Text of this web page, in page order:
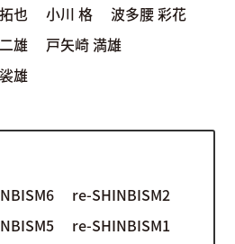
也
小川 格
波多腰 彩花
雄
戸矢崎 満雄
雄
re-SHINBISM2
re-SHINBISM1